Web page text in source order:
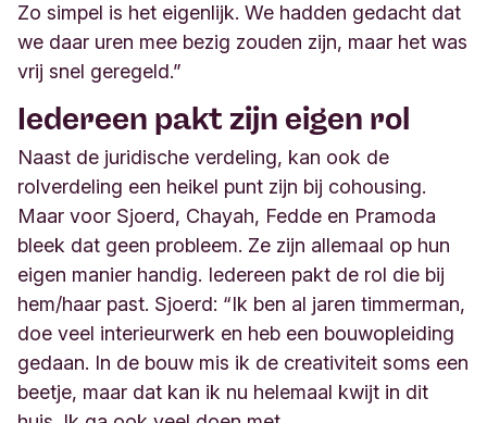
Zo simpel is het eigenlijk. We hadden gedacht dat
we daar uren mee bezig zouden zijn, maar het was
vrij snel geregeld.”
Iedereen pakt zijn eigen rol
Naast de juridische verdeling, kan ook de
rolverdeling een heikel punt zijn bij cohousing.
Maar voor Sjoerd, Chayah, Fedde en Pramoda
bleek dat geen probleem. Ze zijn allemaal op hun
eigen manier handig. Iedereen pakt de rol die bij
hem/haar past. Sjoerd: “Ik ben al jaren timmerman,
doe veel interieurwerk en heb een bouwopleiding
gedaan. In de bouw mis ik de creativiteit soms een
beetje, maar dat kan ik nu helemaal kwijt in dit